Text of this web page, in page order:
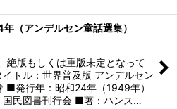
年（アンデルセン童話選集）
絶版もしくは重版未定となって
トル：世界普及版 アンデルセン
■発行年：昭和24年（1949年）
民図書刊行会 ■著：ハンス…